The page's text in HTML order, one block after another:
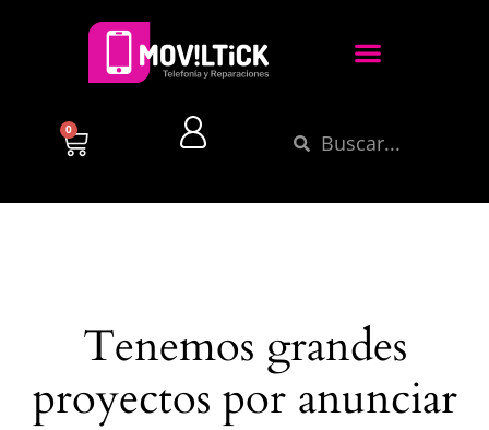
0
Tenemos grandes
proyectos por anunciar